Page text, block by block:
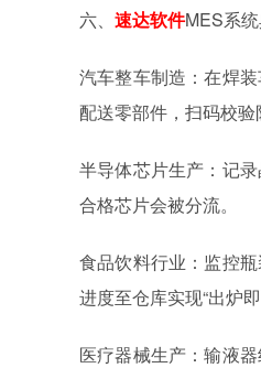
六、 速达软件MES系
汽车整车制造：在焊
配送零部件，扫码校验
半导体芯片生产：记
合格芯片会被分流。
食品饮料行业：监控
进度至仓库实现“出炉即
医疗器械生产：输液